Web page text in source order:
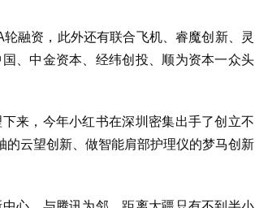
融资，此外还有联合飞机、睿魔创新、灵
、中金资本、经纬创投、顺为资本一众头
来，今年小红书在深圳密集出手了创立不
云望创新、做智能肩部护理仪的梦马创新